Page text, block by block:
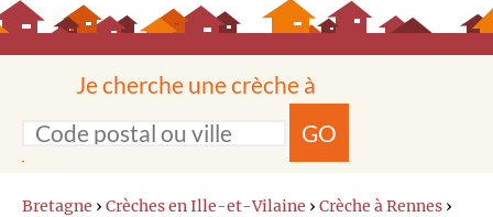
Je cherche une crèche à
GO
Bretagne › Crèches en Ille-et-Vilaine › Crèche à Rennes ›